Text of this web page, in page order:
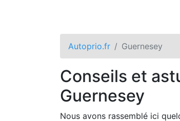
Autoprio.fr Guernesey
Conseils et
Guernesey
Nous avons rassemblé ici